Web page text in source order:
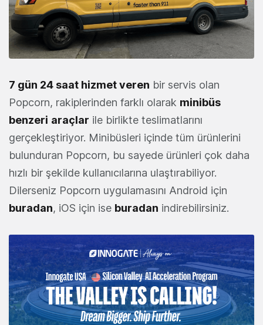
7 gün 24 saat hizmet veren bir servis olan
Popcorn, rakiplerinden farklı olarak minibüs
benzeri araçlar ile birlikte teslimatlarını
gerçekleştiriyor. Minibüsleri içinde tüm ürünlerini
bulunduran Popcorn, bu sayede ürünleri çok daha
hızlı bir şekilde kullanıcılarına ulaştırabiliyor.
Dilerseniz Popcorn uygulamasını Android için
buradan, iOS için ise buradan indirebilirsiniz.